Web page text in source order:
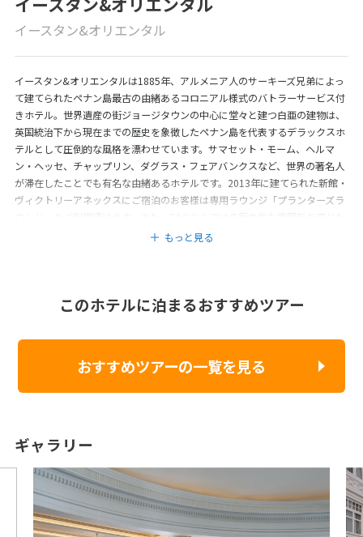
イースタン&オリエンタル
イースタン&オリエンタルは1885年、アルメニア人のサーキーズ兄弟によっ
て建てられたペナン島最古の由緒あるコロニアル様式のバトラーサービス付
きホテル。世界遺産の街ジョージタウンの中心に堂々と建つ白亜の建物は、
英国統治下から現在までの歴史を象徴したペナン島を代表するデラックスホ
テルとして圧倒的な風格を漂わせています。サマセット・モーム、ヘルマ
ン・ヘッセ、チャップリン、ダグラス・フェアバンクスなど、世界の著名人
が滞在したことでも有名な由緒あるホテルです。2013年に建てられた新館・
ヴィクトリーアネックスにご宿泊のお客様は専用ラウンジ「プランターズラ
いお客様は、やはり旧館・ヘリテージウィングにご宿泊頂き、往年の情景に
もっと見る
このホテルに泊まるおすすめツアー
おすすめツアーの一覧を見る
ギャラリー